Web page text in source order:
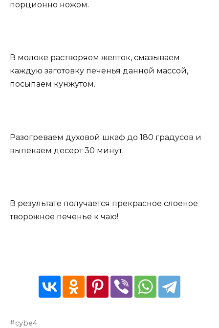
порционно ножом.
В молоке растворяем желток, смазываем
каждую заготовку печенья данной массой,
посыпаем кунжутом.
Разогреваем духовой шкаф до 180 градусов и
выпекаем десерт 30 минут.
В результате получается прекрасное слоеное
творожное печенье к чаю!
cybe4